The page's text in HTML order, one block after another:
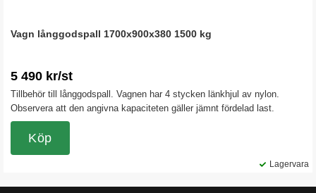
Vagn långgodspall 1700x900x380 1500 kg
5 490 kr/st
Tillbehör till långgodspall. Vagnen har 4 stycken länkhjul av nylon.
Observera att den angivna kapaciteten gäller jämnt fördelad last.
Lagervara
Köp